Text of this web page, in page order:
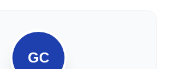
GC